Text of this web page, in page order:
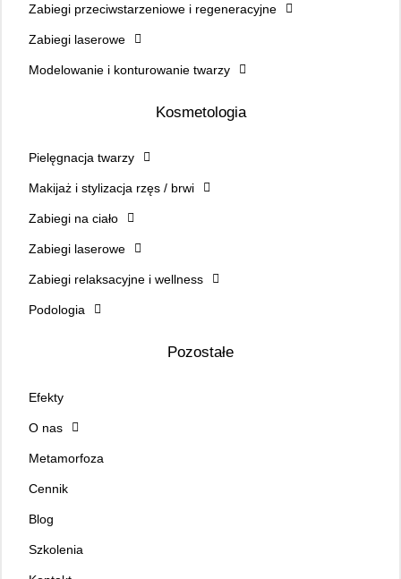
Zabiegi przeciwstarzeniowe i regeneracyjne
Zabiegi laserowe
Modelowanie i konturowanie twarzy
Kosmetologia
Pielęgnacja twarzy
Makijaż i stylizacja rzęs / brwi
Zabiegi na ciało
Zabiegi laserowe
Zabiegi relaksacyjne i wellness
Podologia
Pozostałe
Efekty
O nas
Metamorfoza
Cennik
Blog
Szkolenia